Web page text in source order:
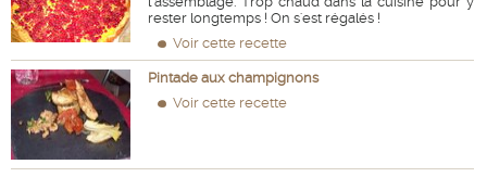
rester longtemps ! On s'est régalés !
Voir cette recette
Pintade aux champignons
Voir cette recette